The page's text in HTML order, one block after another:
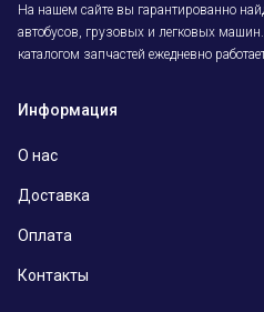
На нашем сайте вы гарантированно
автобусов, грузовых и легковых
каталогом запчастей ежедневно
Информация
О нас
Доставка
Оплата
Контакты